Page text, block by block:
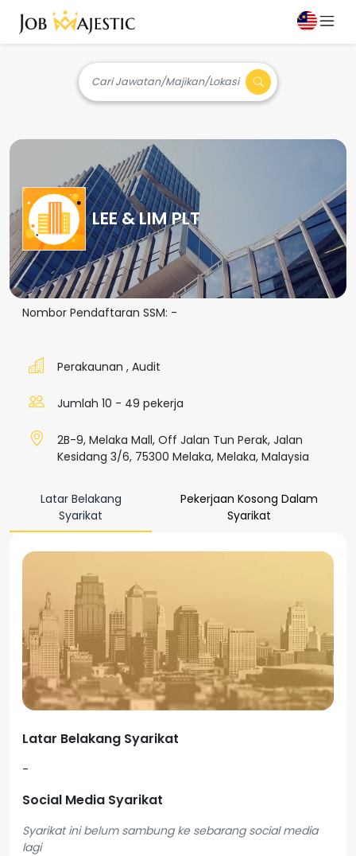
Cari Jawatan/Majikan/Lokasi
LEE & LIM PLT
Nombor Pendaftaran SSM: -
Perakaunan , Audit
Jumlah 10 - 49 pekerja
2B-9, Melaka Mall, Off Jalan Tun Perak, Jalan
Kesidang 3/6, 75300 Melaka, Melaka, Malaysia
Latar Belakang
Syarikat
Pekerjaan Kosong Dalam
Syarikat
Latar Belakang Syarikat
-
Social Media Syarikat
Syarikat ini belum sambung ke sebarang social media
lagi